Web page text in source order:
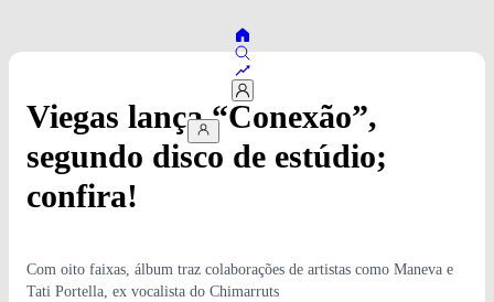
Viegas lança “Conexão”,
segundo disco de estúdio;
confira!
Com oito faixas, álbum traz colaborações de artistas como Maneva e
Tati Portella, ex vocalista do Chimarruts